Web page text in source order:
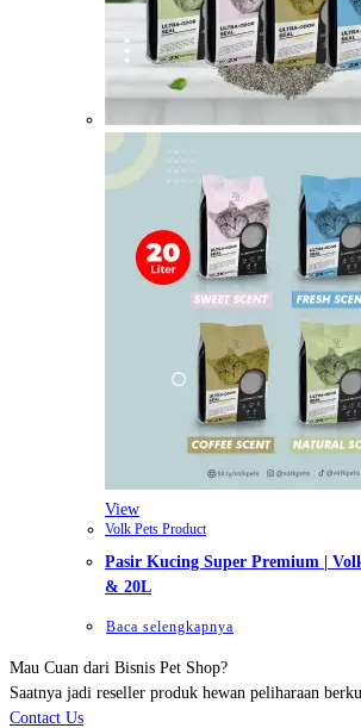
View
Volk Pets Product
Pasir Kucing Super Premium |
& 20L
Baca selengkapnya
Mau Cuan dari Bisnis Pet Shop?
Saatnya jadi reseller produk hewan peliharaan
Contact Us